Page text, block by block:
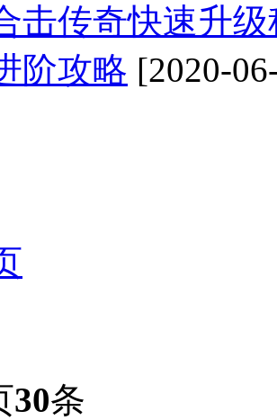
击传奇快速升级
阶攻略 [2020-
30条